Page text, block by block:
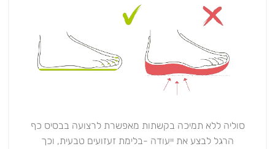
סוליה ללא תמיכה בקשתות מאפשרת לרצועה בבסיס כף
הרגל לבצע את ייעודה -בלימת זעזועים טבעית, וכך